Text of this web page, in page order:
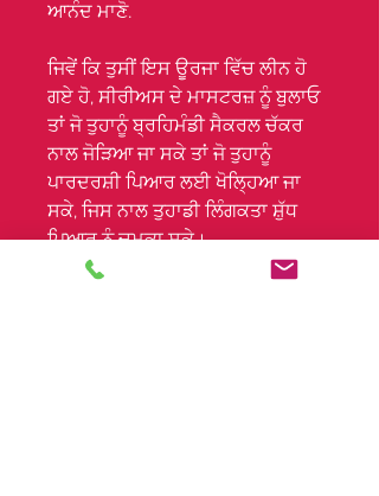
ਆਨੰਦ ਮਾਣੋ.
ਜਿਵੇਂ ਕਿ ਤੁਸੀਂ ਇਸ ਊਰਜਾ ਵਿੱਚ ਲੀਨ ਹੋ
ਗਏ ਹੋ, ਸੀਰੀਅਸ ਦੇ ਮਾਸਟਰਜ਼ ਨੂੰ ਬੁਲਾਓ
ਤਾਂ ਜੋ ਤੁਹਾਨੂੰ ਬ੍ਰਹਿਮੰਡੀ ਸੈਕਰਲ ਚੱਕਰ
ਨਾਲ ਜੋੜਿਆ ਜਾ ਸਕੇ ਤਾਂ ਜੋ ਤੁਹਾਨੂੰ
ਪਾਰਦਰਸ਼ੀ ਪਿਆਰ ਲਈ ਖੋਲ੍ਹਿਆ ਜਾ
ਸਕੇ, ਜਿਸ ਨਾਲ ਤੁਹਾਡੀ ਲਿੰਗਕਤਾ ਸ਼ੁੱਧ
ਪਿਆਰ ਨੂੰ ਚਮਕਾ ਸਕੇ।